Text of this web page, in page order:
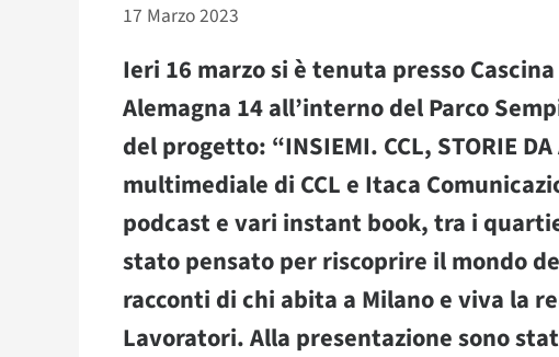
17 Marzo 2023
Ieri 16 marzo si è tenuta presso
Alemagna 14 all’interno del Parco
del progetto: “INSIEMI. CCL, STORIE
multimediale di CCL e Itaca
podcast e vari instant book, tra i
stato pensato per riscoprire il mondo
racconti di chi abita a Milano e viva la
Lavoratori. Alla presentazione sono